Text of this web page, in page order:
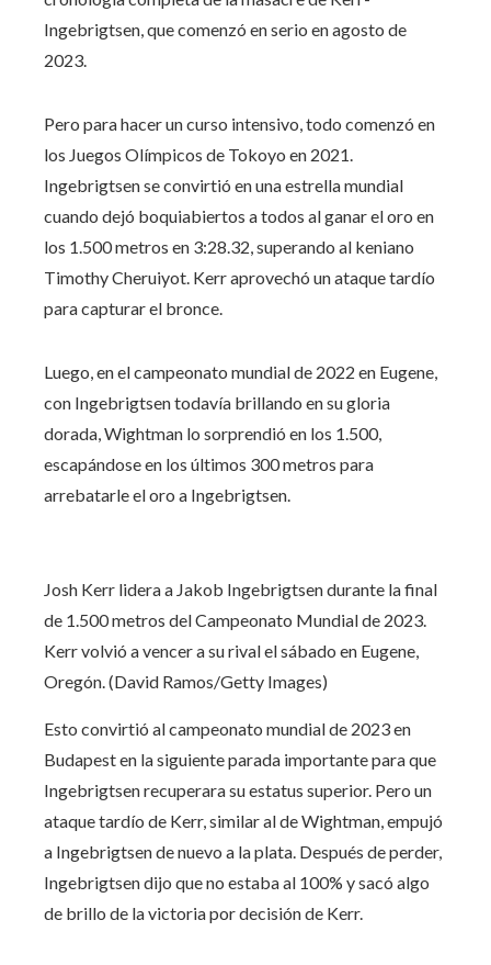
Ingebrigtsen, que comenzó en serio en agosto de
2023.
Pero para hacer un curso intensivo, todo comenzó en
los Juegos Olímpicos de Tokoyo en 2021.
Ingebrigtsen se convirtió en una estrella mundial
cuando dejó boquiabiertos a todos al ganar el oro en
los 1.500 metros en 3:28.32, superando al keniano
Timothy Cheruiyot. Kerr aprovechó un ataque tardío
para capturar el bronce.
Luego, en el campeonato mundial de 2022 en Eugene,
con Ingebrigtsen todavía brillando en su gloria
dorada, Wightman lo sorprendió en los 1.500,
escapándose en los últimos 300 metros para
arrebatarle el oro a Ingebrigtsen.
Josh Kerr lidera a Jakob Ingebrigtsen durante la final
de 1.500 metros del Campeonato Mundial de 2023.
Kerr volvió a vencer a su rival el sábado en Eugene,
Oregón. (David Ramos/Getty Images)
Esto convirtió al campeonato mundial de 2023 en
Budapest en la siguiente parada importante para que
Ingebrigtsen recuperara su estatus superior. Pero un
ataque tardío de Kerr, similar al de Wightman, empujó
a Ingebrigtsen de nuevo a la plata. Después de perder,
Ingebrigtsen dijo que no estaba al 100% y sacó algo
de brillo de la victoria por decisión de Kerr.